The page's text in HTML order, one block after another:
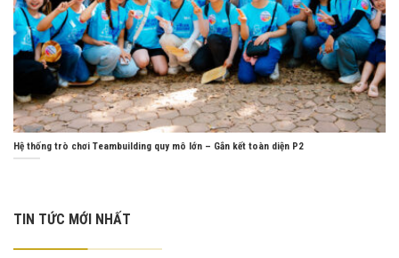
Hệ thống trò chơi Teambuilding quy mô lớn – Gắn kết toàn diện P2
TIN TỨC MỚI NHẤT